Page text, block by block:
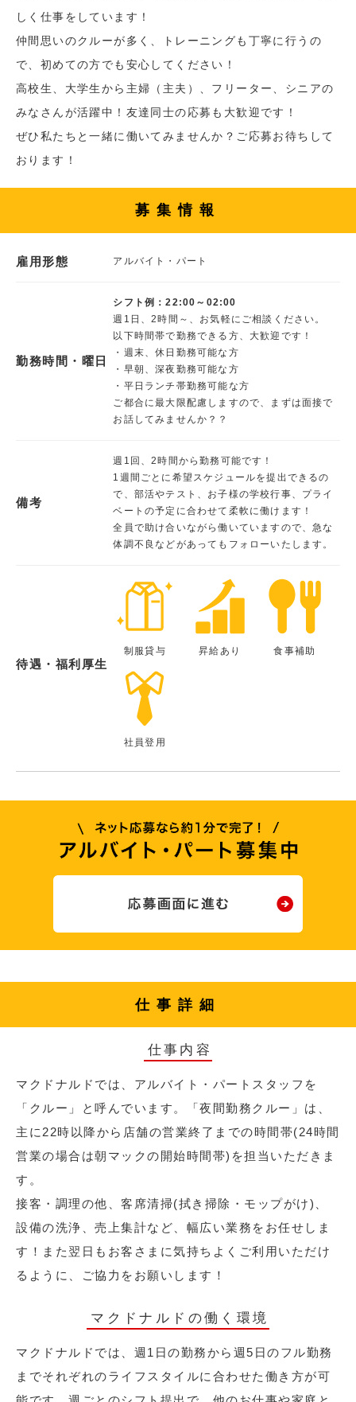
しく仕事をしています！
仲間思いのクルーが多く、トレーニングも丁寧に行うの
で、初めての方でも安心してください！
高校生、大学生から主婦（主夫）、フリーター、シニアの
みなさんが活躍中！友達同士の応募も大歓迎です！
ぜひ私たちと一緒に働いてみませんか？ご応募お待ちして
おります！
募集情報
雇用形態 アルバイト・パート
勤務時間・曜日
シフト例：22:00～02:00
週1日、2時間～、お気軽にご相談ください。
以下時間帯で勤務できる方、大歓迎です！
・週末、休日勤務可能な方
・早朝、深夜勤務可能な方
・平日ランチ帯勤務可能な方
ご都合に最大限配慮しますので、まずは面接で
お話してみませんか？？
備考
週1回、2時間から勤務可能です！
1週間ごとに希望スケジュールを提出できるの
で、部活やテスト、お子様の学校行事、プライ
ベートの予定に合わせて柔軟に働けます！
全員で助け合いながら働いていますので、急な
体調不良などがあってもフォローいたします。
待遇・福利厚生
制服貸与 昇給あり 食事補助
社員登用
仕事詳細
仕事内容
マクドナルドでは、アルバイト・パートスタッフを
「クルー」と呼んでいます。「夜間勤務クルー」は、
主に22時以降から店舗の営業終了までの時間帯(24時間
営業の場合は朝マックの開始時間帯)を担当いただきま
す。
接客・調理の他、客席清掃(拭き掃除・モップがけ)、
設備の洗浄、売上集計など、幅広い業務をお任せしま
す！また翌日もお客さまに気持ちよくご利用いただけ
るように、ご協力をお願いします！
マクドナルドの働く環境
マクドナルドでは、週1日の勤務から週5日のフル勤務
までそれぞれのライフスタイルに合わせた働き方が可